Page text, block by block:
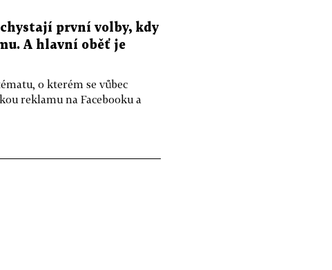
chystají první volby, kdy
A hlavní oběť je
o kterém se vůbec
reklamu na Facebooku a